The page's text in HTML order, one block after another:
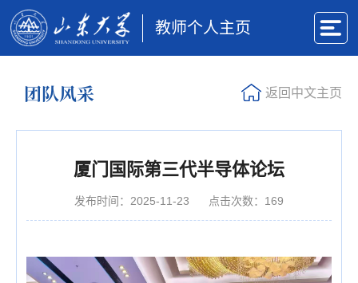
教师个人主页
团队风采 返回中文主页
厦门国际第三代半导体论坛
发布时间：2025-11-23 点击次数： 169